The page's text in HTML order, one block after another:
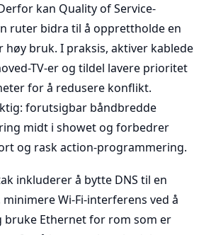
kan Quality of Service-
ruter bidra til å opprettholde en
høy bruk. I praksis, aktiver kablede
TV-er og tildel lavere prioritet
for å redusere konflikt.
forutsigbar båndbredde
midt i showet og forbedrer
og rask action-programmering.
inkluderer å bytte DNS til en
Wi-Fi-interferens ved å
Ethernet for rom som er